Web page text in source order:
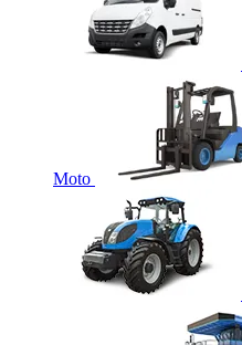
Moto